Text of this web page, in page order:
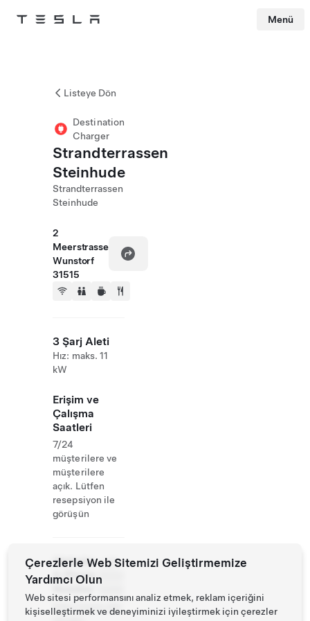
Tesla Menü
Listeye Dön
Destination
Charger
Strandterrassen
Steinhude
Strandterrassen
Steinhude
2
Meerstrasse
Wunstorf
31515
3 Şarj Aleti
Hız: maks. 11
kW
Erişim ve
Çalışma
Saatleri
7/24
müşterilere ve
müşterilere
açık. Lütfen
resepsiyon ile
görüşün
Website
& Phone
+49
5033
http://www.stei
Çerezlerle Web Sitemizi Geliştirmemize
Yardımcı Olun
Web sitesi performansını analiz etmek, reklam içeriğini
kişiselleştirmek ve deneyiminizi iyileştirmek için çerezler